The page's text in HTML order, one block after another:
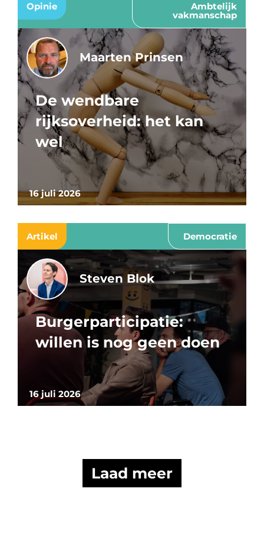
Opinie Ambtelijk
vakmanschap
16 juli 2026
Maarten Prinsen
De wendbare
rijksoverheid: het kan
wel
Artikel Democratie
16 juli 2026
Steven Blok
Burgerparticipatie:
willen is nog geen doen
Laad meer